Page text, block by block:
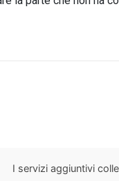
I servizi aggiuntivi